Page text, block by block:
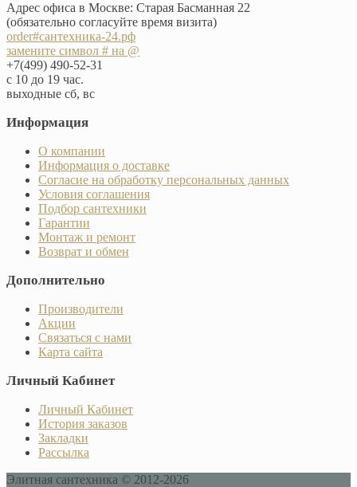
Адрес офиса в Москве: Старая Басманная 22
(обязательно согласуйте время визита)
order#сантехника-24.рф
замените символ # на @
+7(499) 490-52-31
с 10 до 19 час.
выходные сб, вс
Информация
О компании
Информация о доставке
Согласие на обработку персональных данных
Условия соглашения
Подбор сантехники
Гарантии
Монтаж и ремонт
Возврат и обмен
Дополнительно
Производители
Акции
Связаться с нами
Карта сайта
Личный Кабинет
Личный Кабинет
История заказов
Закладки
Рассылка
Элитная сантехника © 2012-2026